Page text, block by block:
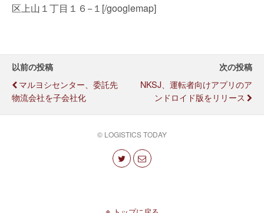
区上山１丁目１６−１[/googlemap]
以前の投稿
マルヨシセンター、委託先
物流会社を子会社化
次の投稿
NKSJ、運転者向けアプリのア
ンドロイド版をリリース
© LOGISTICS TODAY